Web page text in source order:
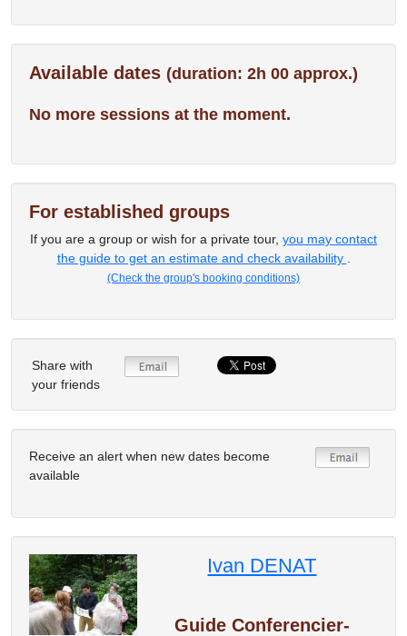
Available dates (duration: 2h 00 approx.)
No more sessions at the moment.
For established groups
If you are a group or wish for a private tour, you may contact
the guide to get an estimate and check availability
(Check the group's booking conditions)
Share with
your friends
Receive an alert when new dates become
available
Ivan DENAT
Guide Conferencier-